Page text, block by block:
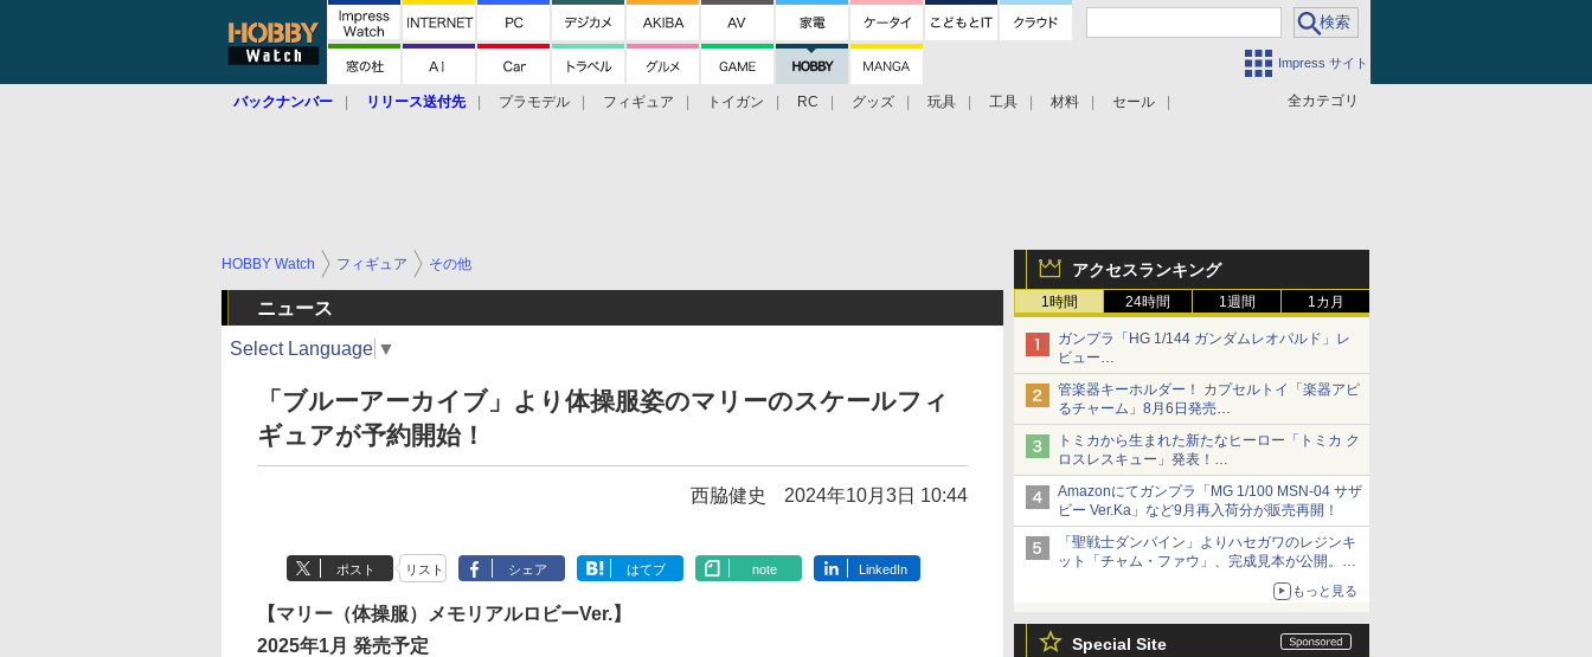
Impress サイト
全カテゴリ
バックナンバー リリース送付先 プラモデル フィギュア トイガン RC グッズ 玩具 工具 材料 セール
アクセスランキング
1時間 24時間 1週間 1カ月
ガンプラ「HG 1/144 ガンダムレオパルド」レ
ビュー
『機動新世紀ガンダムX』30周年！インナーア
ームガトリングの変形機構まで再現し最新フォ
ーマットでキット化！
管楽器キーホルダー！ カプセルトイ「楽器アピ
るチャーム」8月6日発売
チューバ、テナサクなど5種各3色
トミカから生まれた新たなヒーロー「トミカ ク
ロスレスキュー」発表！
詳細は後日公開予定
Amazonにてガンプラ「MG 1/100 MSN-04 サザ
ビー Ver.Ka」など9月再入荷分が販売再開！
「聖戦士ダンバイン」よりハセガワのレジンキ
ット「チャム・ファウ」、完成見本が公開。9
もっと見る
Special Site
HOBBY Watch フィギュア その他
ニュース
Select Language ▼
「ブルーアーカイブ」より体操服姿のマリーのスケールフィ
ギュアが予約開始！
西脇健史 2024年10月3日 10:44
ポスト リスト シェア はてブ note LinkedIn
【マリー（体操服）メモリアルロビーVer.】
2025年1月 発売予定